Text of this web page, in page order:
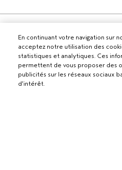
DEVENIR UN SALON AVEDA
Besoin d’aide ?
RETOURS ET ÉCHANGES
APPELEZ LE +41315280239
Politique de confidentialité
En continuant votre navigation sur
acceptez notre utilisation des
statistiques et analytiques. Ces
permettent de vous proposer des
publicités sur les réseaux sociaux
d'intérêt.